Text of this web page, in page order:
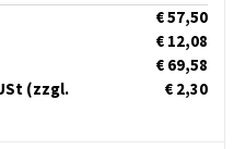
€ 57,50
€ 12,08
€ 69,58
(zzgl.
€ 2,30